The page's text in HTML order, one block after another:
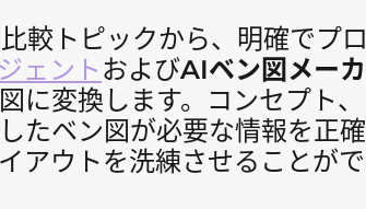
較トピックから、明確でプロ
ェント およびAIベン図メーカ
に変換します。コンセプト、
たベン図が必要な情報を正確
アウトを洗練させることがで